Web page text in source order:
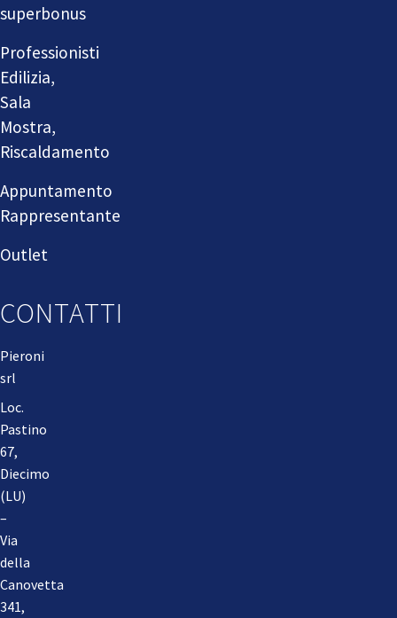
superbonus
Professionisti
Edilizia,
Sala
Mostra,
Riscaldamento
Appuntamento
Rappresentante
Outlet
CONTATTI
Pieroni
srl
Loc.
Pastino
67,
Diecimo
(LU)
–
Via
della
Canovetta
341,